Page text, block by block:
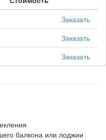
Заказать
Заказать
Заказать
балкона или лоджии